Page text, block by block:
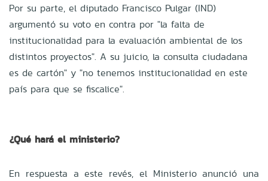
Por su parte, el diputado Francisco Pulgar (IND)
argumentó su voto en contra por "la falta de
institucionalidad para la evaluación ambiental de los
distintos proyectos". A su juicio, la consulta ciudadana
es de cartón" y "no tenemos institucionalidad en este
país para que se fiscalice".
¿Qué hará el ministerio?
En respuesta a este revés, el Ministerio anunció una